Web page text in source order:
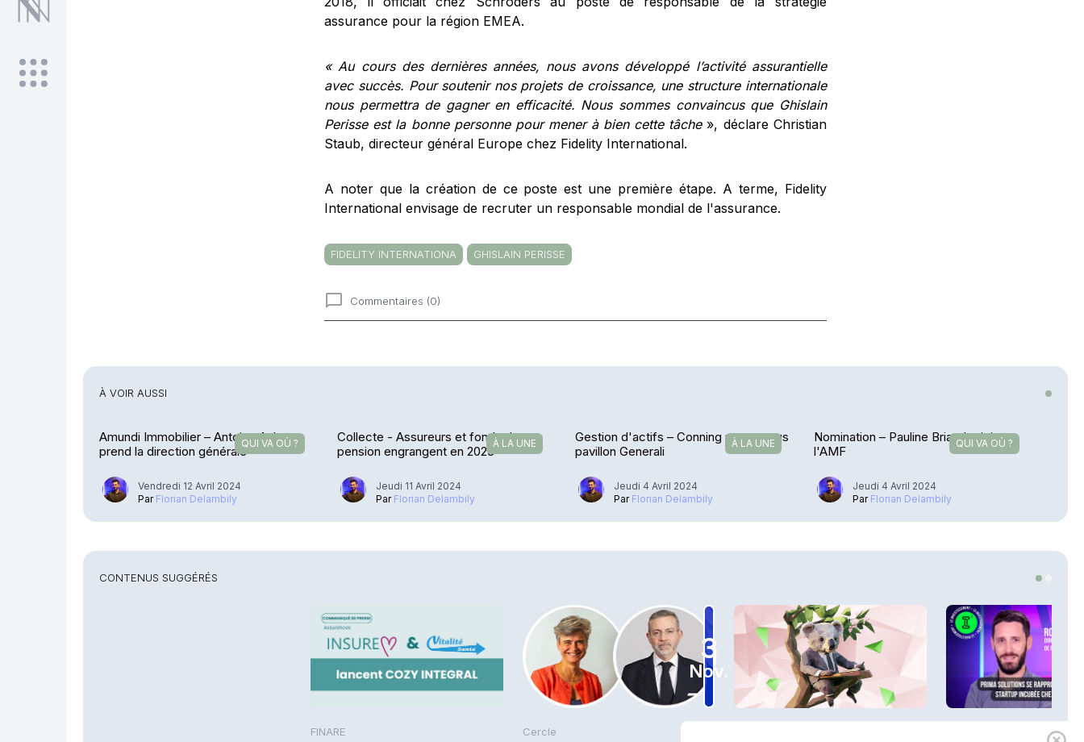
assurance pour la région EMEA.
« Au cours des dernières années, nous avons développé l’activité assurantielle
avec succès. Pour soutenir nos projets de croissance, une structure internationale
nous permettra de gagner en efficacité. Nous sommes convaincus que Ghislain
Perisse est la bonne personne pour mener à bien cette tâche », déclare Christian
Staub, directeur général Europe chez Fidelity International.
A noter que la création de ce poste est une première étape. A terme, Fidelity
International envisage de recruter un responsable mondial de l'assurance.
FIDELITY INTERNATIONA GHISLAIN PERISSE
Commentaires (0)
À VOIR AUSSI
QUI VA OÙ ?
Amundi Immobilier – Antoine Aubry
prend la direction générale
Vendredi 12 Avril 2024
Par Florian Delambily
À LA UNE
Collecte - Assureurs et fonds de
pension engrangent en 2023
Jeudi 11 Avril 2024
Par Florian Delambily
À LA UNE
Gestion d'actifs – Conning passe sous
pavillon Generali
Jeudi 4 Avril 2024
Par Florian Delambily
QUI VA OÙ ?
Nomination – Pauline Briand rejoint
l'AMF
Jeudi 4 Avril 2024
Par Florian Delambily
CONTENUS SUGGÉRÉS
FINARE
3
Nov.
Cercle